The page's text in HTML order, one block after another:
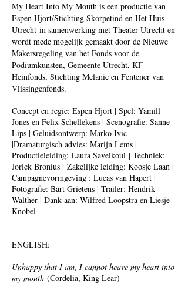
​My Heart Into My Mouth is een productie van
Espen Hjort/Stichting Skorpetind en Het Huis
Utrecht in samenwerking met Theater Utrecht en
wordt mede mogelijk gemaakt door de Nieuwe
Makersregeling van het Fonds voor de
Podiumkunsten, Gemeente Utrecht, KF
Heinfonds, Stichting Melanie en Fentener van
Vlissingenfonds.
Concept en regie: Espen Hjort | Spel: Yamill
Jones en Felix Schellekens | Scenografie: Sanne
Lips | Geluidsontwerp: Marko Ivic
|Dramaturgisch advies: Marijn Lems |
Productieleiding: Laura Savelkoul | Techniek:
Jorick Bronius | Zakelijke leiding: Koosje Laan |
Campagnevormgeving : Lucas van Hapert |
Fotografie: Bart Grietens | Trailer: Hendrik
Walther | Dank aan: Wilfred Loopstra en Liesje
Knobel
ENGLISH:
Unhappy that I am, I cannot heave my heart into
my mouth (Cordelia, King Lear)